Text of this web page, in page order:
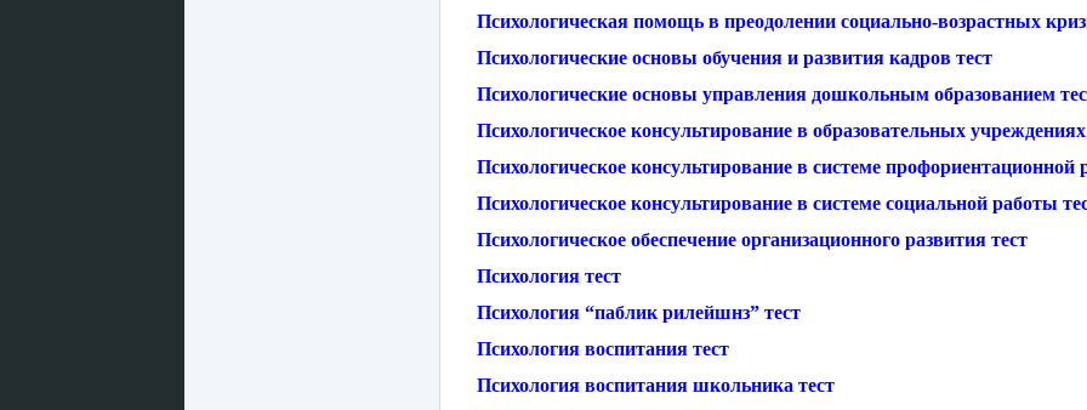
Психологическая помощь в преодолении социально-возрастных
Психологические основы обучения и развития кадров тест
Психологические основы управления дошкольным образованием
Психологическое консультирование в образовательных учреждениях
Психологическое консультирование в системе профориентационной
Психологическое консультирование в системе социальной работы
Психологическое обеспечение организационного развития тест
Психология тест
Психология “паблик рилейшнз” тест
Психология воспитания тест
Психология воспитания школьника тест